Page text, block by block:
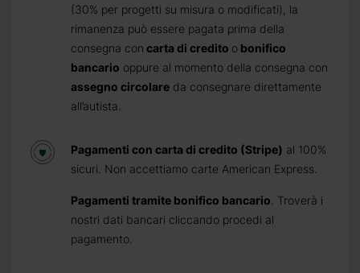
(30% per progetti su misura o modificati), la
rimanenza può essere pagata prima della
consegna con carta di credito o bonifico
bancario oppure al momento della consegna con
assegno circolare da consegnare direttamente
all’autista.
Pagamenti con carta di credito (Stripe) al 100%
sicuri. Non accettiamo carte American Express.
Pagamenti tramite bonifico bancario . Troverà i
nostri dati bancari cliccando procedi al
pagamento.